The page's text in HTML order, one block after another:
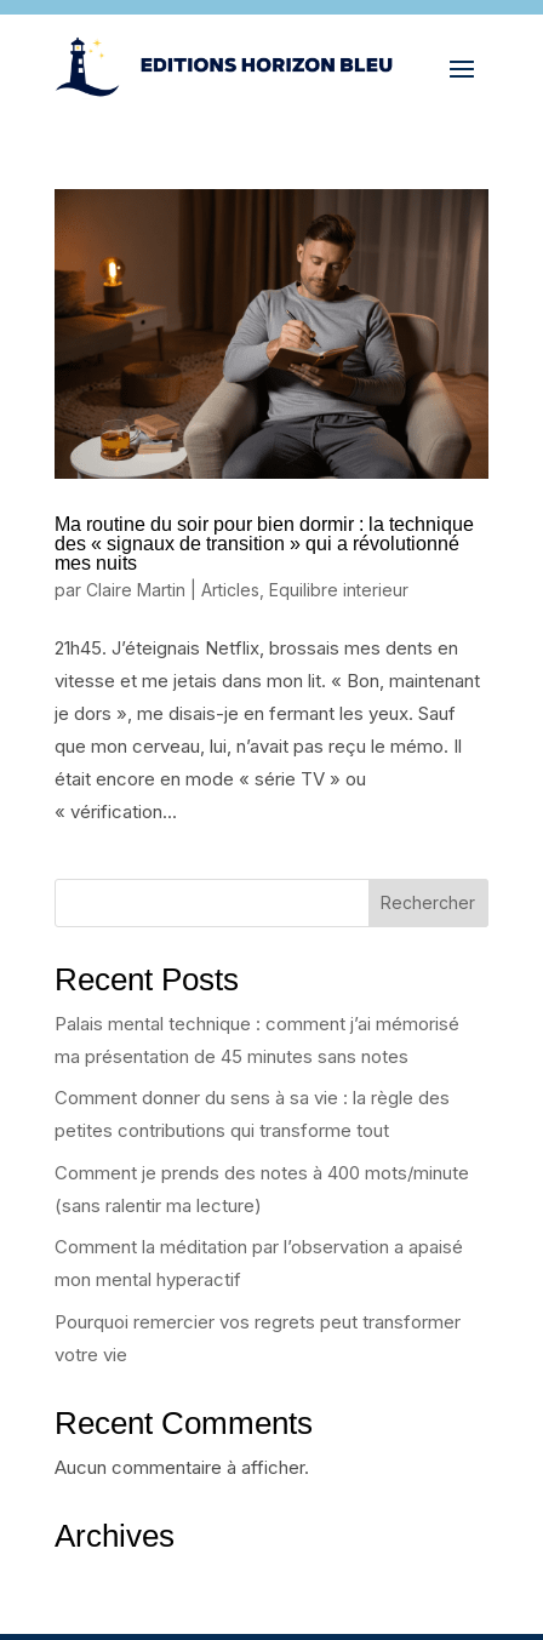
Ma routine du soir pour bien dormir : la technique
des « signaux de transition » qui a révolutionné
mes nuits
par Claire Martin Articles Equilibre interieur
21h45. J’éteignais Netflix, brossais mes dents en
vitesse et me jetais dans mon lit. « Bon, maintenant
je dors », me disais-je en fermant les yeux. Sauf
que mon cerveau, lui, n’avait pas reçu le mémo. Il
était encore en mode « série TV » ou
« vérification...
Rechercher
Recent Posts
Palais mental technique : comment j’ai mémorisé
ma présentation de 45 minutes sans notes
Comment donner du sens à sa vie : la règle des
petites contributions qui transforme tout
Comment je prends des notes à 400 mots/minute
(sans ralentir ma lecture)
Comment la méditation par l’observation a apaisé
mon mental hyperactif
Pourquoi remercier vos regrets peut transformer
votre vie
Recent Comments
Aucun commentaire à afficher.
Archives